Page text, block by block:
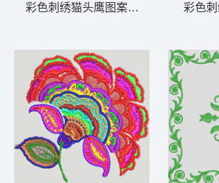
彩色刺绣猫头鹰图案 猫头鹰 彩色